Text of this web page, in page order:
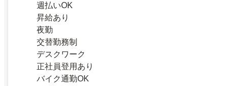
週払いOK
昇給あり
夜勤
交替勤務制
デスクワーク
正社員登用あり
バイク通勤OK